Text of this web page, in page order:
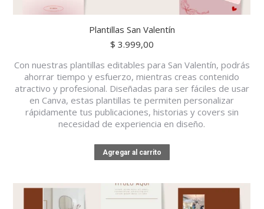
Plantillas San Valentín
$ 3.999,00
Con nuestras plantillas editables para San Valentín, podrás
ahorrar tiempo y esfuerzo, mientras creas contenido
atractivo y profesional. Diseñadas para ser fáciles de usar
en Canva, estas plantillas te permiten personalizar
rápidamente tus publicaciones, historias y covers sin
necesidad de experiencia en diseño.
Agregar al carrito